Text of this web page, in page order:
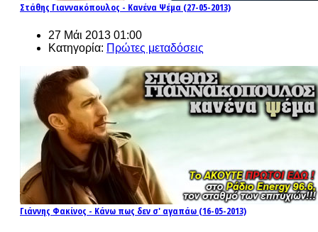
Στάθης Γιαννακόπουλος - Κανένα Ψέμα (27-05-2013)
27 Μάι 2013 01:00
Κατηγορία: Πρώτες μεταδόσεις
Γιάννης Φακίνος - Κάνω πως δεν σ' αγαπάω (16-05-2013)